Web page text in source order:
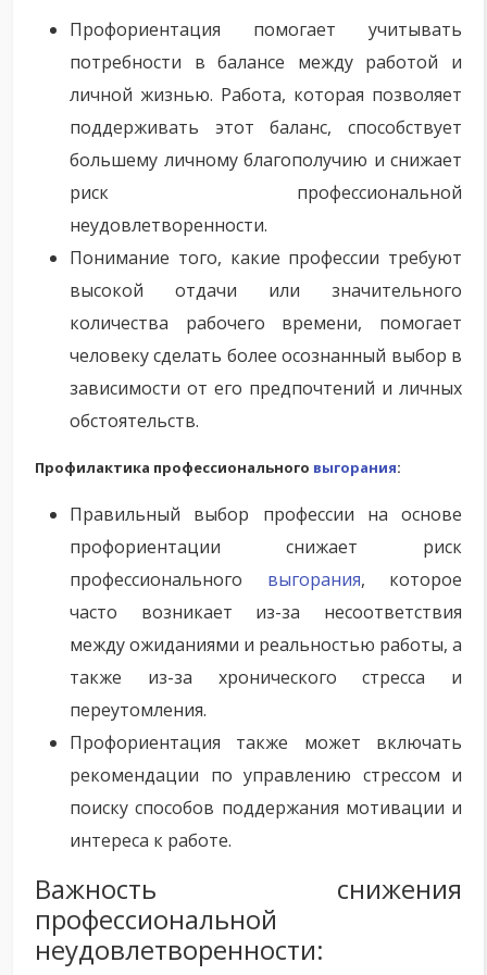
Профориентация помогает учитывать
потребности в балансе между работой и
личной жизнью. Работа, которая позволяет
поддерживать этот баланс, способствует
большему личному благополучию и снижает
риск профессиональной
неудовлетворенности.
Понимание того, какие профессии требуют
высокой отдачи или значительного
количества рабочего времени, помогает
человеку сделать более осознанный выбор в
зависимости от его предпочтений и личных
обстоятельств.
Профилактика профессионального выгорания:
Правильный выбор профессии на основе
профориентации снижает риск
профессионального выгорания, которое
часто возникает из-за несоответствия
между ожиданиями и реальностью работы, а
также из-за хронического стресса и
переутомления.
Профориентация также может включать
рекомендации по управлению стрессом и
поиску способов поддержания мотивации и
интереса к работе.
Важность снижения
профессиональной
неудовлетворенности: